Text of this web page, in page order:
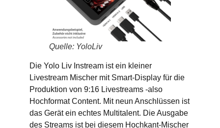
Quelle: YoloLiv
Die Yolo Liv Instream ist ein kleiner
Livestream Mischer mit Smart-Display für die
Produktion von 9:16 Livestreams -also
Hochformat Content. Mit neun Anschlüssen ist
das Gerät ein echtes Multitalent. Die Ausgabe
des Streams ist bei diesem Hochkant-Mischer